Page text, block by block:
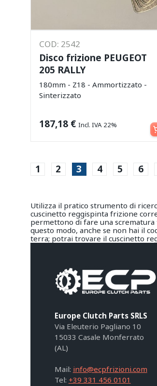
COD: 2542
Disco frizione PEUGEOT
205 RALLY
180mm - Z18 - Ammortizzato -
Sinterizzato
187,18 € Incl. IVA 22%
1 2 3 4 5 6
Utilizza il pratico strumento di
cuscinetto reggispinta frizione
permettono di fare una
questo modo, anche se non hai il
terra; potrai trovare il cuscinetto
Europe Clutch Parts SRLS
Via Eleuterio Pagliano 10
15033 Casale Monferrato
(AL)
Mail: info@ecpfrizioni.com
Tel: +39 331 456 0101